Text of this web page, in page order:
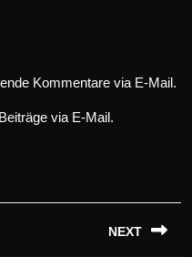
Kommentare via E-Mail.
via E-Mail.
NEXT